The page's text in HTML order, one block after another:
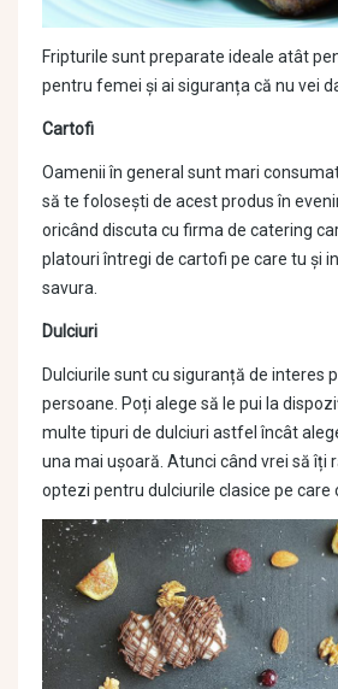
Fripturile sunt preparate ideale atât
pentru femei și ai siguranța că nu vei
Cartofi
Oamenii în general sunt mari
să te folosești de acest produs în
oricând discuta cu firma de catering
platouri întregi de cartofi pe care tu și
savura.
Dulciuri
Dulciurile sunt cu siguranță de interes
persoane. Poți alege să le pui la
multe tipuri de dulciuri astfel încât
una mai ușoară. Atunci când vrei să îți
optezi pentru dulciurile clasice pe care